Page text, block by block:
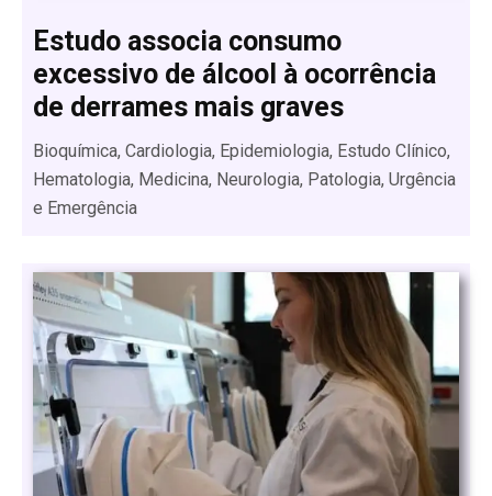
Estudo associa consumo
excessivo de álcool à ocorrência
de derrames mais graves
Bioquímica, Cardiologia, Epidemiologia, Estudo Clínico,
Hematologia, Medicina, Neurologia, Patologia, Urgência
e Emergência